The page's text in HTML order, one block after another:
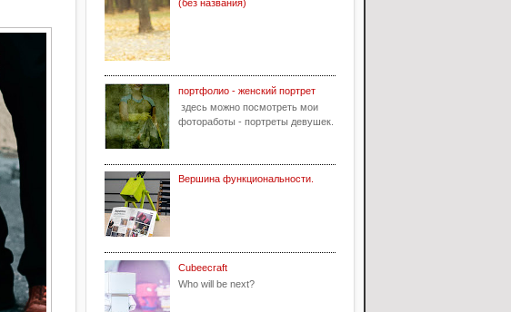
(без названия)
портфолио - женский портрет
здесь можно посмотреть мои
фотоработы - портреты девушек.
Вершина функциональности.
Cubeecraft
Who will be next?